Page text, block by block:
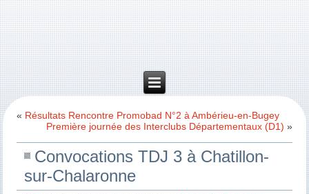
« Résultats Rencontre Promobad N°2 à Ambérieu-en-Bugey
Première journée des Interclubs Départementaux (D1) »
Convocations TDJ 3 à Chatillon-
sur-Chalaronne